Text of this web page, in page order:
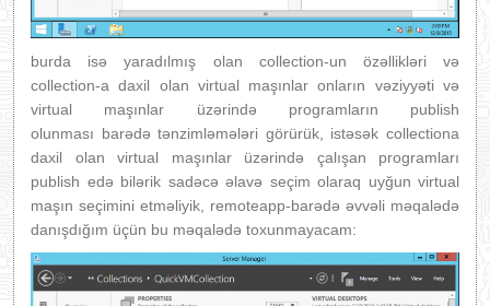
burda isə yaradılmış olan collection-un özəllikləri və
collection-a daxil olan virtual maşınlar onların vəziyyəti və
virtual maşınlar üzərində programların publish
olunması barədə tənzimləmələri görürük, istəsək collectiona
daxil olan virtual maşınlar üzərində çalışan programları
publish edə bilərik sadəcə əlavə seçim olaraq uyğun virtual
maşın seçimini etməliyik, remoteapp-barədə əvvəli məqalədə
danışdığım üçün bu məqalədə toxunmayacam: